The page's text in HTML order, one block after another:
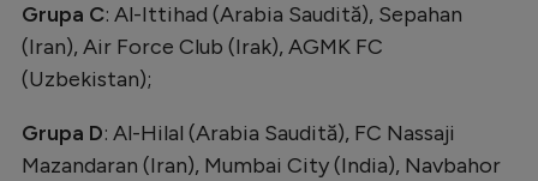
Grupa C: Al-Ittihad (Arabia Saudită), Sepahan
(Iran), Air Force Club (Irak), AGMK FC
(Uzbekistan);
Grupa D: Al-Hilal (Arabia Saudită), FC Nassaji
Mazandaran (Iran), Mumbai City (India), Navbahor